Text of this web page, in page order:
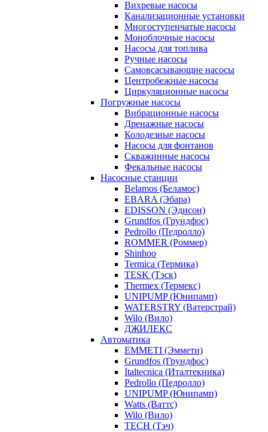
Вихревые насосы
Канализационные установки
Многоступенчатые насосы
Моноблочные насосы
Насосы для топлива
Ручные насосы
Самовсасывающие насосы
Центробежные насосы
Циркуляционные насосы
Погружные насосы
Вибрационные насосы
Дренажные насосы
Колодезные насосы
Насосы для фонтанов
Скважинные насосы
Фекальные насосы
Насосные станции
Belamos (Беламос)
EBARA (Эбара)
EDISSON (Эдисон)
Grundfos (Грундфос)
Pedrollo (Педролло)
ROMMER (Роммер)
Shinhoo
Termica (Термика)
TESK (Тэск)
Thermex (Термекс)
UNIPUMP (Юнипамп)
WATERSTRY (Ватерстрай)
Wilo (Вило)
ДЖИЛЕКС
Автоматика
EMMETI (Эммети)
Grundfos (Грундфос)
Italtecnica (Италтекника)
Pedrollo (Педролло)
UNIPUMP (Юнипамп)
Watts (Ваттс)
Wilo (Вило)
TECH (Тэч)